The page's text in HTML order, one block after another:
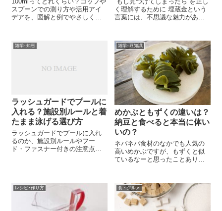
スプーンでの測り方や活用アイ
デアを、図解と例でやさしく解
く理解するために 埋蔵金という
言葉には、不思議な魅力があり
史の背景、文化、そして人間の
営みがそこに凝縮されていま
す。 しかし実際に「何かを掘り
当てた」場...
雑学･知恵
ラッシュガードでプールに
入れる？施設別ルールと着
たまま泳げる選び方
ラッシュガードでプールに入れ
るのか、施設別ルールやフー
ド・ファスナー付きの注意点を
雑学･豆知識
めかぶともずくの違いは？
納豆と食べると本当に体い
いの？
ネバネバ食材のなかでも人気の
高いめかぶですが、もずくと似
ているなーと思ったことありま
ことがあります。（笑） そん
な、めかぶともずくの違いにつ
いてご紹介します。また、一緒
に食べるとさら...
レシピ･作り方 食・グルメ